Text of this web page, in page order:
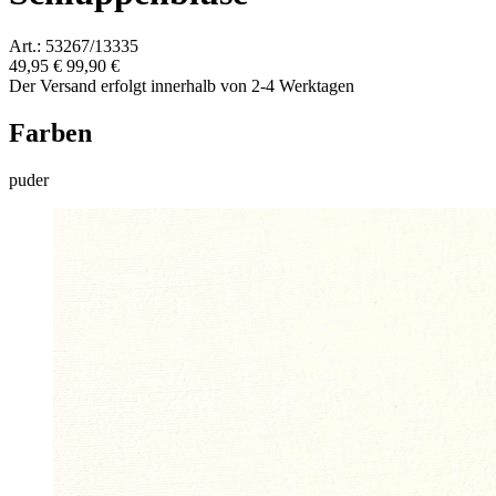
Art.: 53267/13335
49,95 € 99,90 €
Der Versand erfolgt innerhalb von 2-4 Werktagen
Farben
puder